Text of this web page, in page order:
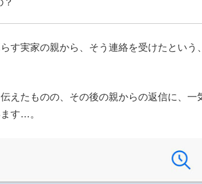
す実家の親から、そう連絡を受けたという
えたものの、その後の親からの返信に、一
す…。